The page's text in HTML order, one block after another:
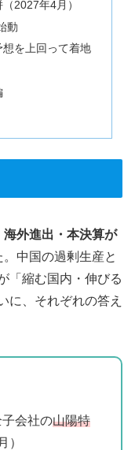
2027年4月）
動
を上回って着地
海外進出・本決算が
中国の過剰生産と
「縮む国内・伸びる
に、それぞれの答え
子会社の山陽特
）